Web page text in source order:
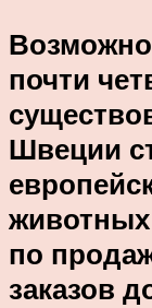
почти
Швеции
животных
по
заказов